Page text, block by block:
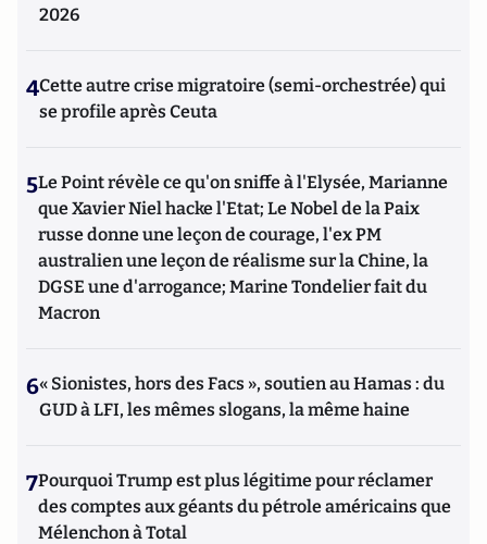
2026
4Cette autre crise migratoire (semi-orchestrée) qui
se profile après Ceuta
5Le Point révèle ce qu'on sniffe à l'Elysée, Marianne
que Xavier Niel hacke l'Etat; Le Nobel de la Paix
russe donne une leçon de courage, l'ex PM
australien une leçon de réalisme sur la Chine, la
DGSE une d'arrogance; Marine Tondelier fait du
Macron
6« Sionistes, hors des Facs », soutien au Hamas : du
GUD à LFI, les mêmes slogans, la même haine
7Pourquoi Trump est plus légitime pour réclamer
des comptes aux géants du pétrole américains que
Mélenchon à Total